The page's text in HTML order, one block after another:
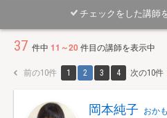
チェックをした講師
37 件中 11～20件目の講師を表示中
前の10件 1 2 3 4 次の10件
岡本純子 おか